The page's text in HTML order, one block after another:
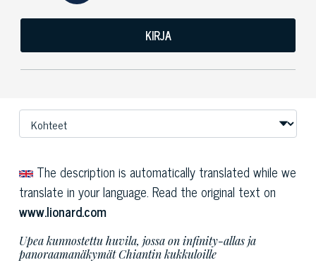
KIRJA
The description is automatically translated while we
translate in your language. Read the original text on
www.lionard.com
Upea kunnostettu huvila, jossa on infinity-allas ja
panoraamanäkymät Chiantin kukkuloille